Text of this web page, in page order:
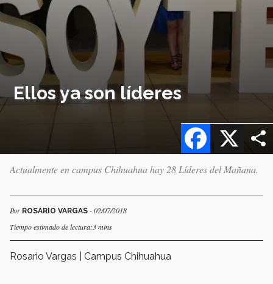
Ellos ya son líderes
X
Facebook
Actualmente en campus Chihuahua hay 28 Líderes del Mañana.
Por ROSARIO VARGAS - 02/07/2018
Tiempo estimado de lectura:3 mins
Rosario Vargas | Campus Chihuahua